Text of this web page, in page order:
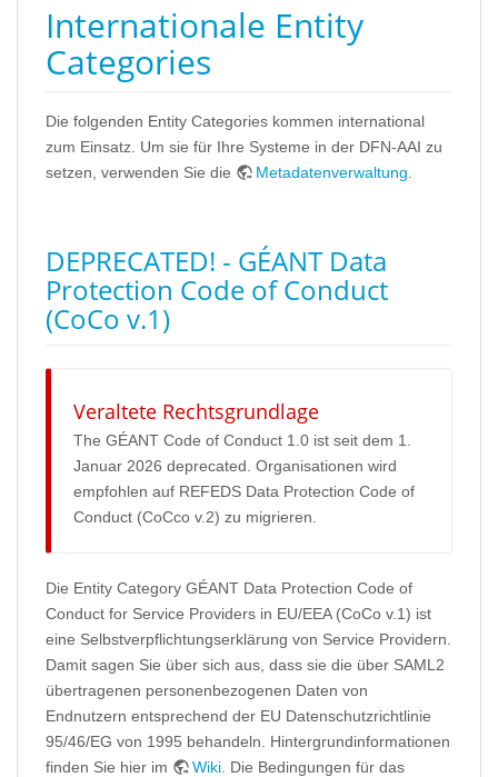
Internationale Entity
Categories
Die folgenden Entity Categories kommen international
zum Einsatz. Um sie für Ihre Systeme in der DFN-AAI zu
setzen, verwenden Sie die
Metadatenverwaltung
DEPRECATED! - GÉANT Data
Protection Code of Conduct
(CoCo v.1)
Veraltete Rechtsgrundlage
The GÉANT Code of Conduct 1.0 ist seit dem 1.
Januar 2026 deprecated. Organisationen wird
empfohlen auf REFEDS Data Protection Code of
Conduct (CoCco v.2) zu migrieren.
Die Entity Category GÉANT Data Protection Code of
Conduct for Service Providers in EU/EEA (CoCo v.1) ist
eine Selbstverpflichtungserklärung von Service Providern.
Damit sagen Sie über sich aus, dass sie die über SAML2
übertragenen personenbezogenen Daten von
Endnutzern entsprechend der EU Datenschutzrichtlinie
95/46/EG von 1995 behandeln. Hintergrundinformationen
finden Sie hier im
Wiki . Die Bedingungen für das